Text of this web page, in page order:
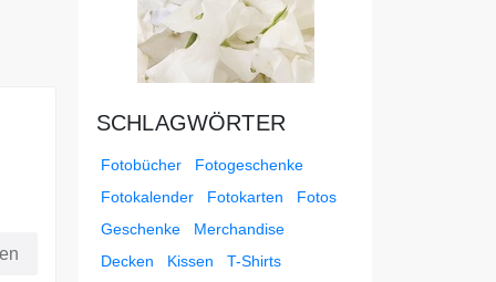
SCHLAGWÖRTER
Fotobücher
Fotogeschenke
Fotokalender
Fotokarten
Fotos
Geschenke
Merchandise
Decken
Kissen T-Shirts